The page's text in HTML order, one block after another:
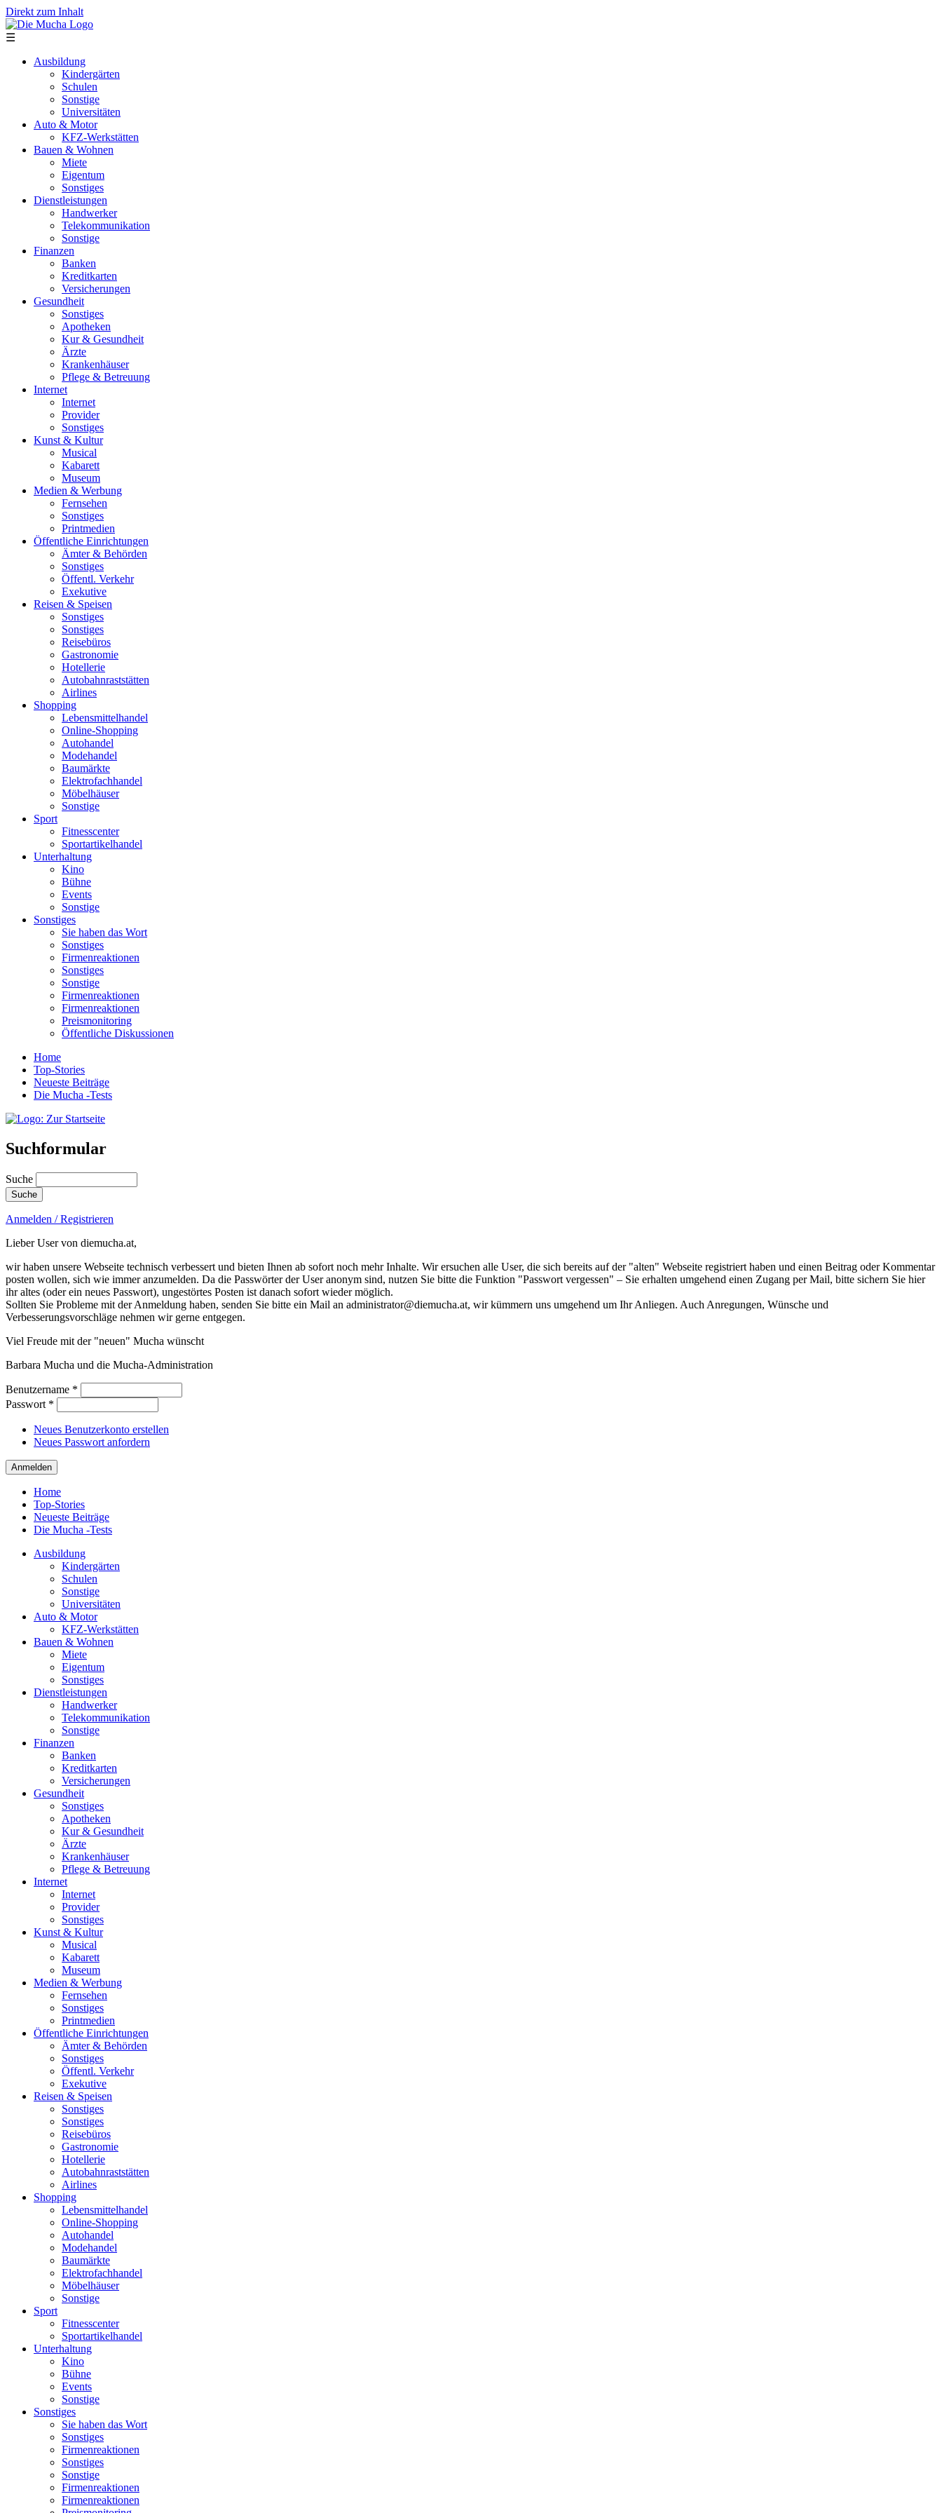
Direkt zum Inhalt
☰
Ausbildung
Kindergärten
Schulen
Sonstige
Universitäten
Auto & Motor
KFZ-Werkstätten
Bauen & Wohnen
Miete
Eigentum
Sonstiges
Dienstleistungen
Handwerker
Telekommunikation
Sonstige
Finanzen
Banken
Kreditkarten
Versicherungen
Gesundheit
Sonstiges
Apotheken
Kur & Gesundheit
Ärzte
Krankenhäuser
Pflege & Betreuung
Internet
Internet
Provider
Sonstiges
Kunst & Kultur
Musical
Kabarett
Museum
Medien & Werbung
Fernsehen
Sonstiges
Printmedien
Öffentliche Einrichtungen
Ämter & Behörden
Sonstiges
Öffentl. Verkehr
Exekutive
Reisen & Speisen
Sonstiges
Sonstiges
Reisebüros
Gastronomie
Hotellerie
Autobahnraststätten
Airlines
Shopping
Lebensmittelhandel
Online-Shopping
Autohandel
Modehandel
Baumärkte
Elektrofachhandel
Möbelhäuser
Sonstige
Sport
Fitnesscenter
Sportartikelhandel
Unterhaltung
Kino
Bühne
Events
Sonstige
Sonstiges
Sie haben das Wort
Sonstiges
Firmenreaktionen
Sonstiges
Sonstige
Firmenreaktionen
Firmenreaktionen
Preismonitoring
Öffentliche Diskussionen
Home
Top-Stories
Neueste Beiträge
Die Mucha -Tests
Suchformular
Suche
Anmelden / Registrieren
Lieber User von diemucha.at,
wir haben unsere Webseite technisch verbessert und bieten Ihnen ab sofort noch mehr Inhalte. Wir ersuchen alle User, die sich bereits auf der "alten" Webseite registriert haben und einen Beitrag oder Kommentar
posten wollen, sich wie immer anzumelden. Da die Passwörter der User anonym sind, nutzen Sie bitte die Funktion "Passwort vergessen" – Sie erhalten umgehend einen Zugang per Mail, bitte sichern Sie hier
ihr altes (oder ein neues Passwort), ungestörtes Posten ist danach sofort wieder möglich.
Sollten Sie Probleme mit der Anmeldung haben, senden Sie bitte ein Mail an administrator@diemucha.at, wir kümmern uns umgehend um Ihr Anliegen. Auch Anregungen, Wünsche und
Verbesserungsvorschläge nehmen wir gerne entgegen.
Viel Freude mit der "neuen" Mucha wünscht
Barbara Mucha und die Mucha-Administration
Benutzername *
Passwort *
Neues Benutzerkonto erstellen
Neues Passwort anfordern
Home
Top-Stories
Neueste Beiträge
Die Mucha -Tests
Ausbildung
Kindergärten
Schulen
Sonstige
Universitäten
Auto & Motor
KFZ-Werkstätten
Bauen & Wohnen
Miete
Eigentum
Sonstiges
Dienstleistungen
Handwerker
Telekommunikation
Sonstige
Finanzen
Banken
Kreditkarten
Versicherungen
Gesundheit
Sonstiges
Apotheken
Kur & Gesundheit
Ärzte
Krankenhäuser
Pflege & Betreuung
Internet
Internet
Provider
Sonstiges
Kunst & Kultur
Musical
Kabarett
Museum
Medien & Werbung
Fernsehen
Sonstiges
Printmedien
Öffentliche Einrichtungen
Ämter & Behörden
Sonstiges
Öffentl. Verkehr
Exekutive
Reisen & Speisen
Sonstiges
Sonstiges
Reisebüros
Gastronomie
Hotellerie
Autobahnraststätten
Airlines
Shopping
Lebensmittelhandel
Online-Shopping
Autohandel
Modehandel
Baumärkte
Elektrofachhandel
Möbelhäuser
Sonstige
Sport
Fitnesscenter
Sportartikelhandel
Unterhaltung
Kino
Bühne
Events
Sonstige
Sonstiges
Sie haben das Wort
Sonstiges
Firmenreaktionen
Sonstiges
Sonstige
Firmenreaktionen
Firmenreaktionen